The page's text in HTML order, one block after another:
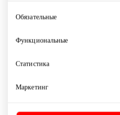
согласия
Обязательные
Функциональные
Статистика
Маркетинг
Незаконного
Укрывательства
масштаба последствий;
Других нарушений,